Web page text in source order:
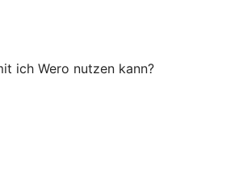
ich Wero nutzen kann?